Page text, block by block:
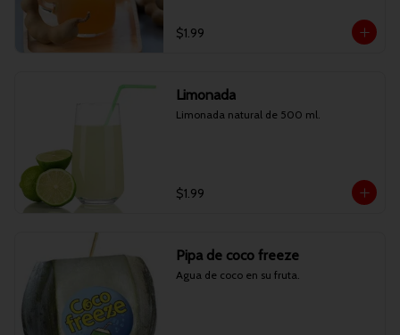
$1.99
Limonada
Limonada natural de 500 ml.
$1.99
Pipa de coco freeze
Agua de coco en su fruta.